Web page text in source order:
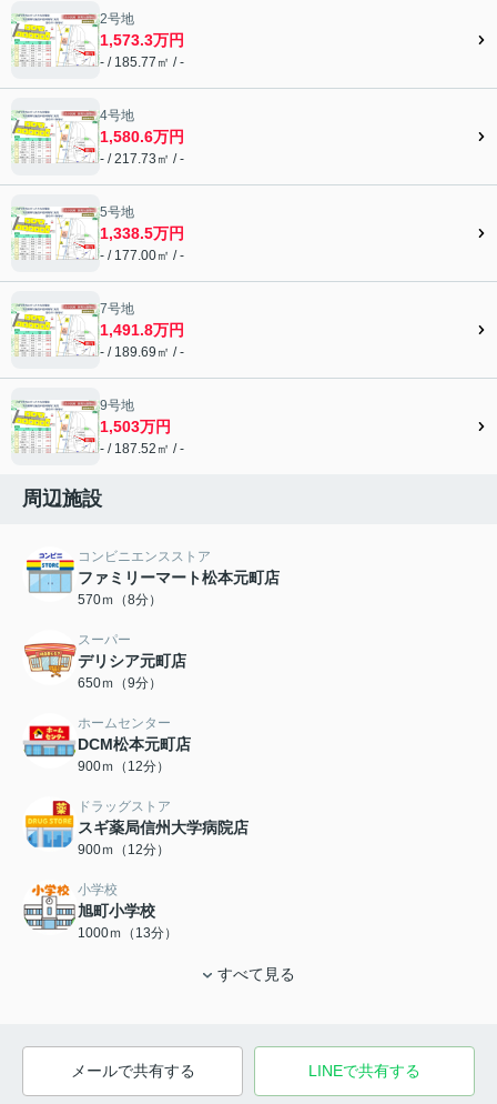
2号地
1,573.3万円
- / 185.77㎡ / -
4号地
1,580.6万円
- / 217.73㎡ / -
5号地
1,338.5万円
- / 177.00㎡ / -
7号地
1,491.8万円
- / 189.69㎡ / -
9号地
1,503万円
- / 187.52㎡ / -
周辺施設
コンビニエンスストア
ファミリーマート松本元町店
570ｍ（8分）
スーパー
デリシア元町店
650ｍ（9分）
ホームセンター
DCM松本元町店
900ｍ（12分）
ドラッグストア
スギ薬局信州大学病院店
900ｍ（12分）
小学校
旭町小学校
1000ｍ（13分）
すべて見る
メールで共有する LINEで共有する